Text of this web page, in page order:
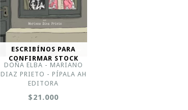
ESCRIBÍNOS PARA
CONFIRMAR STOCK
DOÑA ELBA - MARIANO
DIAZ PRIETO - PÍPALA AH
EDITORA
$21.000